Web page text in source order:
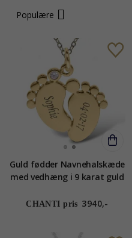
Populære
Guld fødder Navnehalskæde
med vedhæng i 9 karat guld
zirkoner - My Letter
CHANTI pris 3940,-